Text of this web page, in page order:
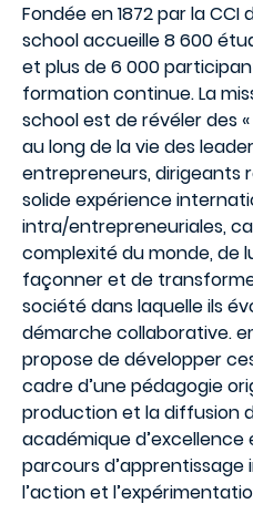
Fondée en 1872 par la CCI
school accueille 8 600
et plus de 6 000
formation continue. La
school est de révéler des
au long de la vie des
entrepreneurs, dirigeants
solide expérience
intra/entrepreneuriales,
complexité du monde, de
façonner et de
société dans laquelle ils
démarche collaborative.
propose de développer
cadre d’une pédagogie
production et la diffusion
académique d’excellence
parcours
l’action et